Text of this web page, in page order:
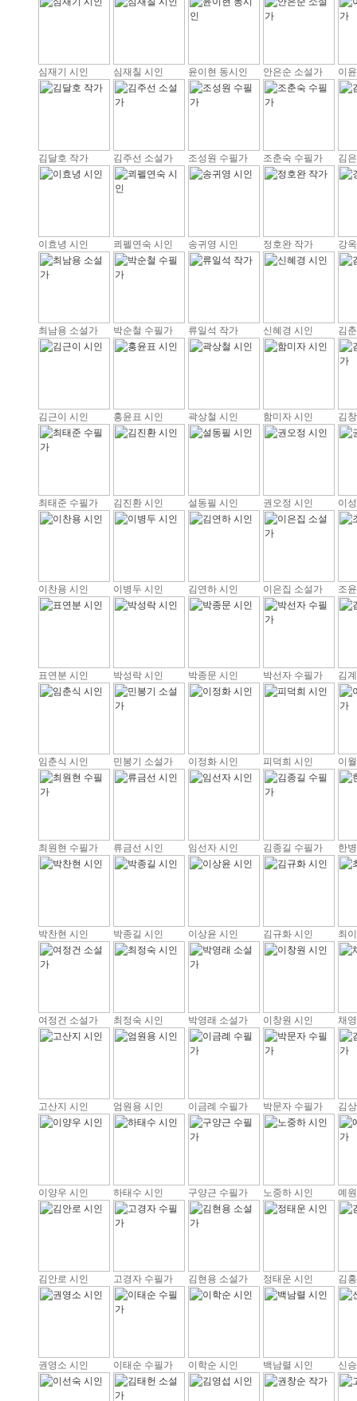
심재기 시인 심재칠 시인 윤이현 동시인 안은순 소설가 이
김달호 작가 김주선 소설가 조성원 수필가 조춘숙 수필가 김
이효녕 시인 쾨펠연숙 시인 송귀영 시인 정호완 작가 강
최남용 소설가 박순철 수필가 류일석 작가 신혜경 시인 김
김근이 시인 홍윤표 시인 곽상철 시인 함미자 시인 김
최태준 수필가 김진환 시인 설동필 시인 권오정 시인 이
이찬용 시인 이병두 시인 김연하 시인 이은집 소설가 조
표연분 시인 박성락 시인 박종문 시인 박선자 수필가 김
임춘식 시인 민봉기 소설가 이정화 시인 피덕희 시인 이
최원현 수필가 류금선 시인 임선자 시인 김종길 수필가 한
박찬현 시인 박종길 시인 이상윤 시인 김규화 시인 최
여정건 소설가 최정숙 시인 박영래 소설가 이창원 시인 채
고산지 시인 엄원용 시인 이금례 수필가 박문자 수필가 김
이양우 시인 하태수 시인 구양근 수필가 노중하 시인 예
김안로 시인 고경자 수필가 김현용 소설가 정태운 시인 김
권영소 시인 이태순 수필가 이학순 시인 백남렬 시인 신